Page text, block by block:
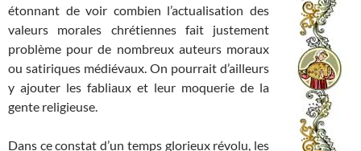
étonnant de voir combien l’actualisation des
valeurs morales chrétiennes fait justement
problème pour de nombreux auteurs moraux
ou satiriques médiévaux. On pourrait d’ailleurs
y ajouter les fabliaux et leur moquerie de la
gente religieuse.
Dans ce constat d’un temps glorieux révolu, les